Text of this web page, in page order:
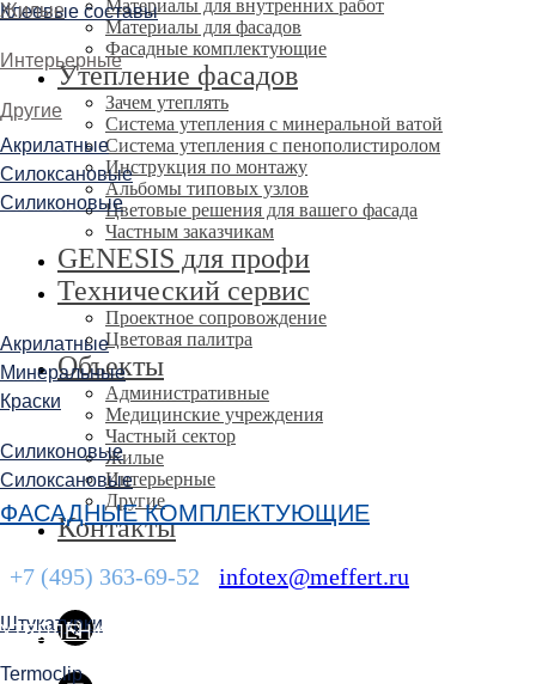
УТЕПЛЕНИЕ ФАСАДОВ
Материалы для внутренних работ
Материалы для фасадов
Фасадные комплектующие
Утепление фасадов
Зачем утеплять
Система утепления с минеральной ватой
Система утепления с пенополистиролом
Инструкция по монтажу
Альбомы типовых узлов
Цветовые решения для вашего фасада
Частным заказчикам
GENESIS для профи
Технический сервис
Проектное сопровождение
Цветовая палитра
Объекты
Административные
Медицинские учреждения
Частный сектор
Жилые
Интерьерные
Другие
Контакты
+7 (495) 363-69-52 infotex@meffert.ru
Клеевые составы
Акрилатные
Силоксановые
Силиконовые
Акрилатные
Минеральные
Краски
Силиконовые
Силоксановые
ФАСАДНЫЕ КОМПЛЕКТУЮЩИЕ
Штукатурки
Termoclip
Жилые
Интерьерные
Другие